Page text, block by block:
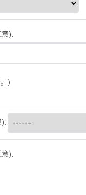
):
）
):
):